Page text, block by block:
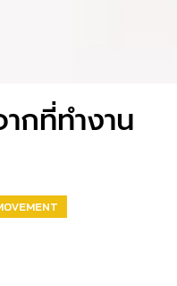
กที่ทำงาน